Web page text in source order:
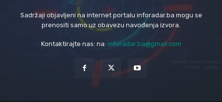
Sadržaji objavljeni na internet portalu inforadar.ba mogu se
prenositi samo uz obavezu navođenja izvora.
Kontaktirajte nas: na: inforadar.ba@gmail.com